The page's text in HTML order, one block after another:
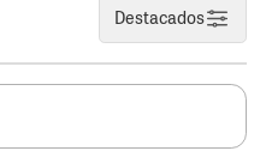
Destacados